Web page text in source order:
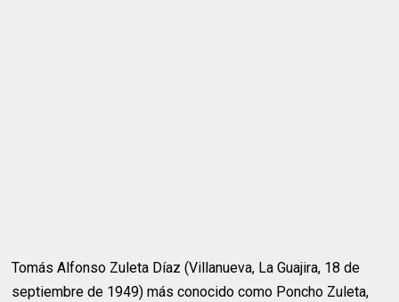
Tomás Alfonso Zuleta Díaz (Villanueva, La Guajira, 18 de
septiembre de 1949) más conocido como Poncho Zuleta,